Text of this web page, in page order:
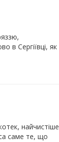
в Сергіївці, як
найчистіше
саме те, що